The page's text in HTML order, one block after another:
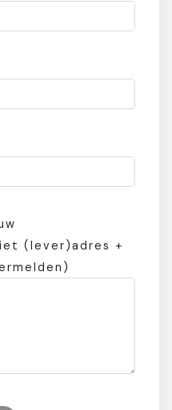
(lever)adres +